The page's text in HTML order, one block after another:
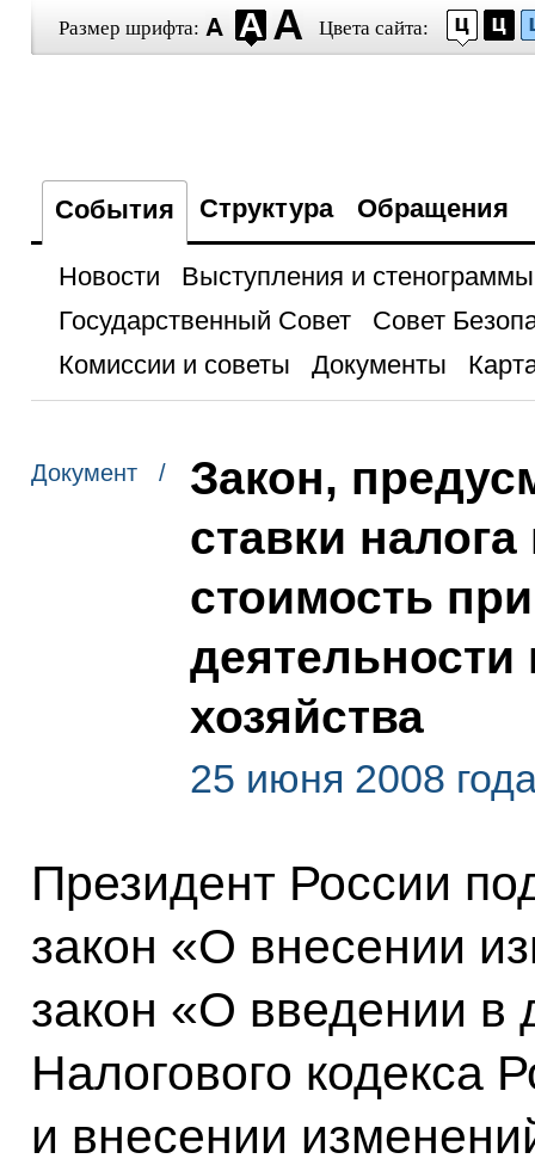
Размер шрифта: Цвета сайта:
События Структура Обращения
Новости
Выступления и стенограммы
Государственный Совет
Совет
Комиссии и советы
Документы
Документ /
Закон,
ставки
стоимость
деятельности
хозяйства
25 июня 2008
Президент России
закон «О внесении
закон «О введении в
Налогового кодекса
и внесении